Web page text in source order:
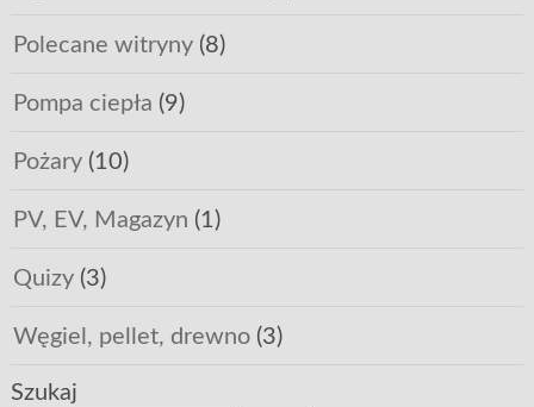
Polecane witryny(8)
Pompa ciepła (9)
Pożary(10)
PV, EV, Magazyn (1)
Quizy(3)
Węgiel, pellet, drewno(3)
Szukaj